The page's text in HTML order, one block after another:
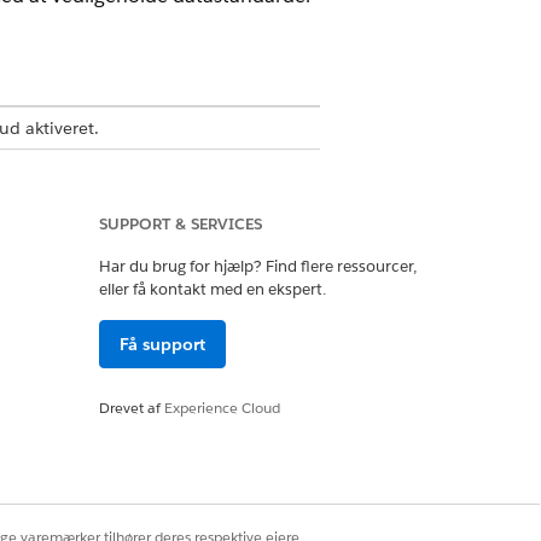
aktiveret.
og fremhæver
forklaring om forskellen.
med andre sikkerhedsbeskyttelser
skadelige svar. Gennemse
du ønsker oplysninger om brug,
valideringssystemet og definerer
SUPPORT & SERVICES
Har du brug for hjælp? Find flere ressourcer,
eller få kontakt med en ekspert.
Få support
Drevet afExperience Cloud
varemærker tilhører deres respektive ejere.